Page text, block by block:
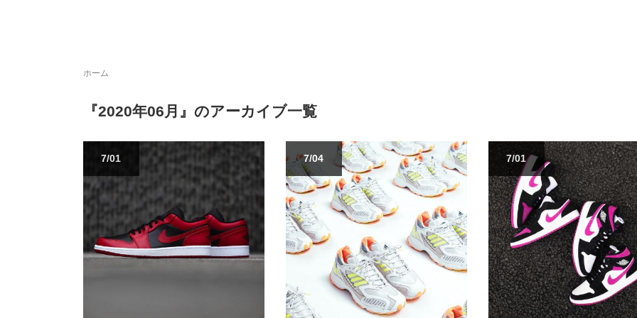
ホーム
『2020年06月』のアーカイブ一覧
7/01 7/04 7/01